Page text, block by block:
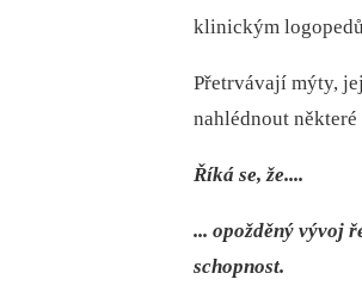
klinickým
Přetrvávají mýty,
nahlédnout některé
Říká se, že....
... opožděný vývoj
schopnost.